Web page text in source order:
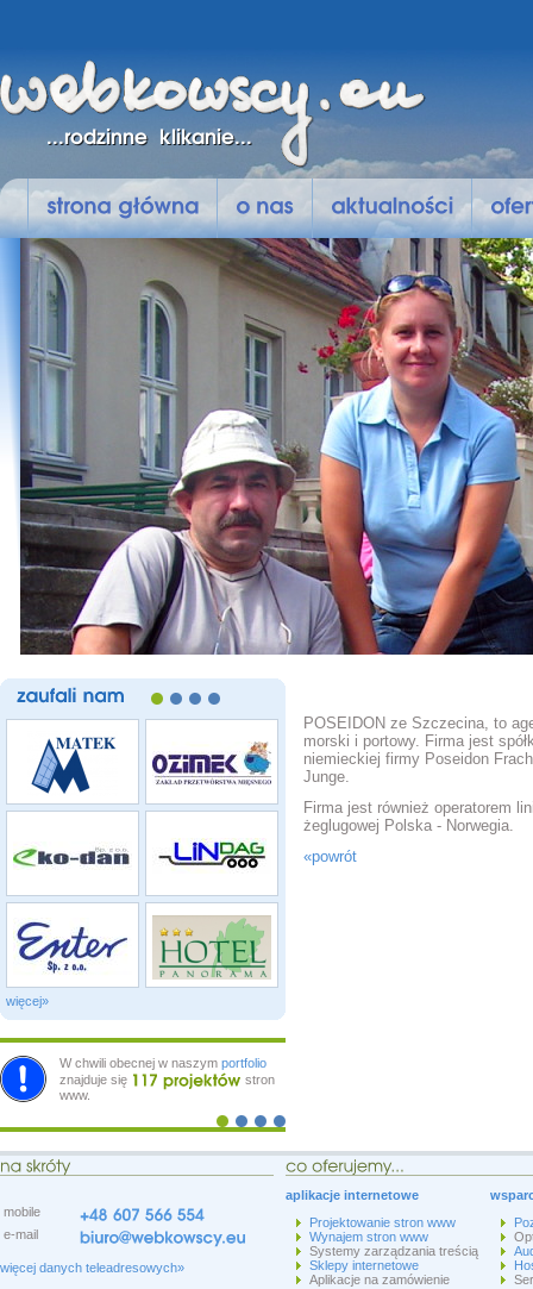
więcej»
W chwili obecnej w naszym portfolio
znajduje się
stron
www.
POSEIDON ze Szczecina, to
morski i portowy. Firma jest
niemieckiej firmy Poseidon
Junge.
Firma jest również operatorem
żeglugowej Polska - Norwegia.
«powrót
mobile
e-mail
więcej danych teleadresowych»
aplikacje internetowe
Projektowanie stron www
Wynajem stron www
Systemy zarządzania treścią
Sklepy internetowe
Aplikacje na zamówienie